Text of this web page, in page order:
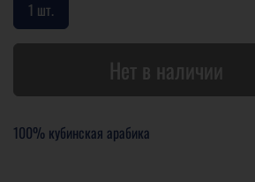
Нет в наличии
1 шт.
100% кубинская арабика